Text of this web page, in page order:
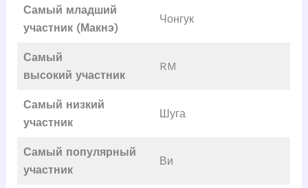
Самый младший
участник (Макнэ)
Чонгук
Самый
высокий участник
RM
Самый низкий
участник
Шуга
Самый популярный
участник
Ви